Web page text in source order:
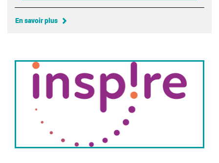
En savoir plus